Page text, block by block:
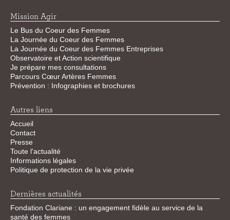
Mission Agir
Le Bus du Coeur des Femmes
La Journée du Coeur des Femmes
La Journée du Coeur des Femmes Entreprises
Observatoire et Action scientifique
Je prépare mes consultations
Parcours Cœur Artères Femmes
Prévention : Infographies et brochures
Autres liens
Accueil
Contact
Presse
Toute l'actualité
Informations légales
Politique de protection de la vie privée
Dernières actualités
Fondation Clariane : un engagement fidèle au service de la
santé des femmes